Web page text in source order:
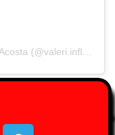
Una publicación compartida de Valeria Acosta (@valeri.influencer)